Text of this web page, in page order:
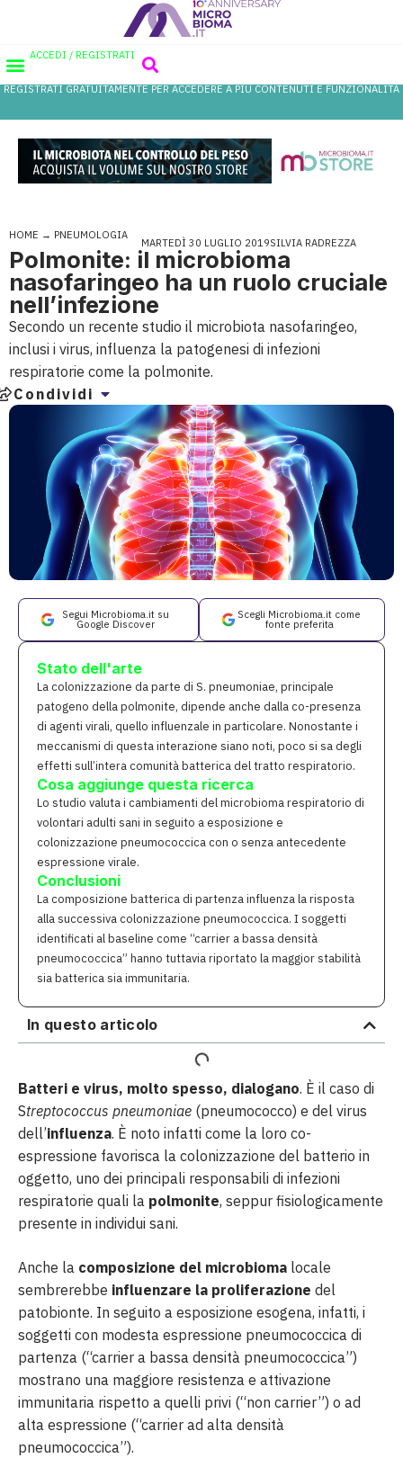
ACCEDI / REGISTRATI
REGISTRATI GRATUITAMENTE PER ACCEDERE A PIÙ CONTENUTI E FUNZIONALITÀ
HOME → PNEUMOLOGIA
MARTEDÌ 30 LUGLIO 2019SILVIA RADREZZA
Polmonite: il microbioma
nasofaringeo ha un ruolo cruciale
nell’infezione
Secondo un recente studio il microbiota nasofaringeo,
inclusi i virus, influenza la patogenesi di infezioni
respiratorie come la polmonite.
Condividi
Segui Microbioma.it su
Google Discover
Scegli Microbioma.it come
fonte preferita
Stato dell'arte
La colonizzazione da parte di S. pneumoniae, principale
patogeno della polmonite, dipende anche dalla co-presenza
di agenti virali, quello influenzale in particolare. Nonostante i
meccanismi di questa interazione siano noti, poco si sa degli
effetti sull’intera comunità batterica del tratto respiratorio.
Cosa aggiunge questa ricerca
Lo studio valuta i cambiamenti del microbioma respiratorio di
volontari adulti sani in seguito a esposizione e
colonizzazione pneumococcica con o senza antecedente
espressione virale.
Conclusioni
La composizione batterica di partenza influenza la risposta
alla successiva colonizzazione pneumococcica. I soggetti
identificati al baseline come “carrier a bassa densità
pneumococcica” hanno tuttavia riportato la maggior stabilità
sia batterica sia immunitaria.
In questo articolo
Batteri e virus, molto spesso, dialogano. È il caso di
Streptococcus pneumoniae (pneumococco) e del virus
dell’influenza. È noto infatti come la loro co-
espressione favorisca la colonizzazione del batterio in
oggetto, uno dei principali responsabili di infezioni
respiratorie quali la polmonite, seppur fisiologicamente
presente in individui sani.
Anche la composizione del microbioma locale
sembrerebbe influenzare la proliferazione del
patobionte. In seguito a esposizione esogena, infatti, i
soggetti con modesta espressione pneumococcica di
partenza (“carrier a bassa densità pneumococcica”)
mostrano una maggiore resistenza e attivazione
immunitaria rispetto a quelli privi (“non carrier”) o ad
alta espressione (“carrier ad alta densità
pneumococcica”).